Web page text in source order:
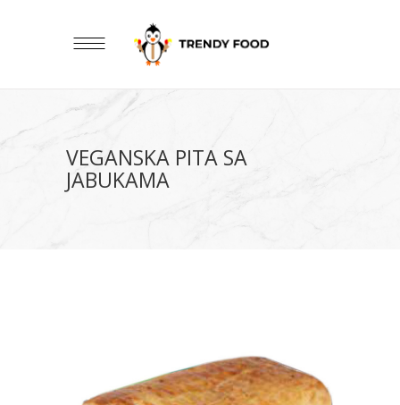
VEGANSKA PITA SA
JABUKAMA